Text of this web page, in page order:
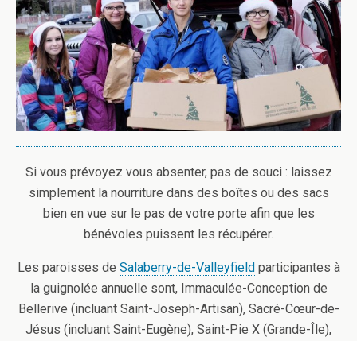
Si vous prévoyez vous absenter, pas de souci : laissez
simplement la nourriture dans des boîtes ou des sacs
bien en vue sur le pas de votre porte afin que les
bénévoles puissent les récupérer.
Les paroisses de Salaberry-de-Valleyfield participantes à
la guignolée annuelle sont, Immaculée-Conception de
Bellerive (incluant Saint-Joseph-Artisan), Sacré-Cœur-de-
Jésus (incluant Saint-Eugène), Saint-Pie X (Grande-Île),